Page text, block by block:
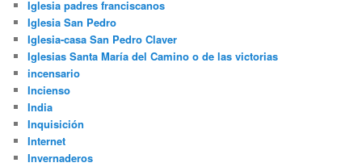
Iglesia padres franciscanos
Iglesia San Pedro
Iglesia-casa San Pedro Claver
Iglesias Santa María del Camino o de las victorias
incensario
Incienso
India
Inquisición
Internet
Invernaderos